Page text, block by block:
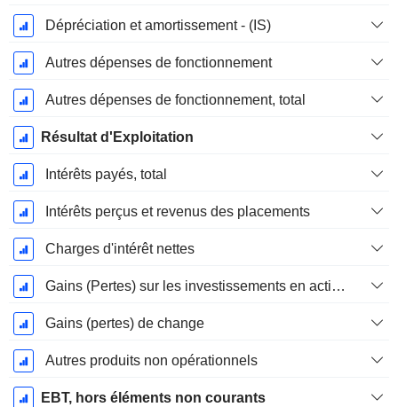
Dépréciation et amortissement - (IS)
Autres dépenses de fonctionnement
Autres dépenses de fonctionnement, total
Résultat d'Exploitation
Intérêts payés, total
Intérêts perçus et revenus des placements
Charges d'intérêt nettes
Gains (Pertes) sur les investissements en actions
Gains (pertes) de change
Autres produits non opérationnels
EBT, hors éléments non courants